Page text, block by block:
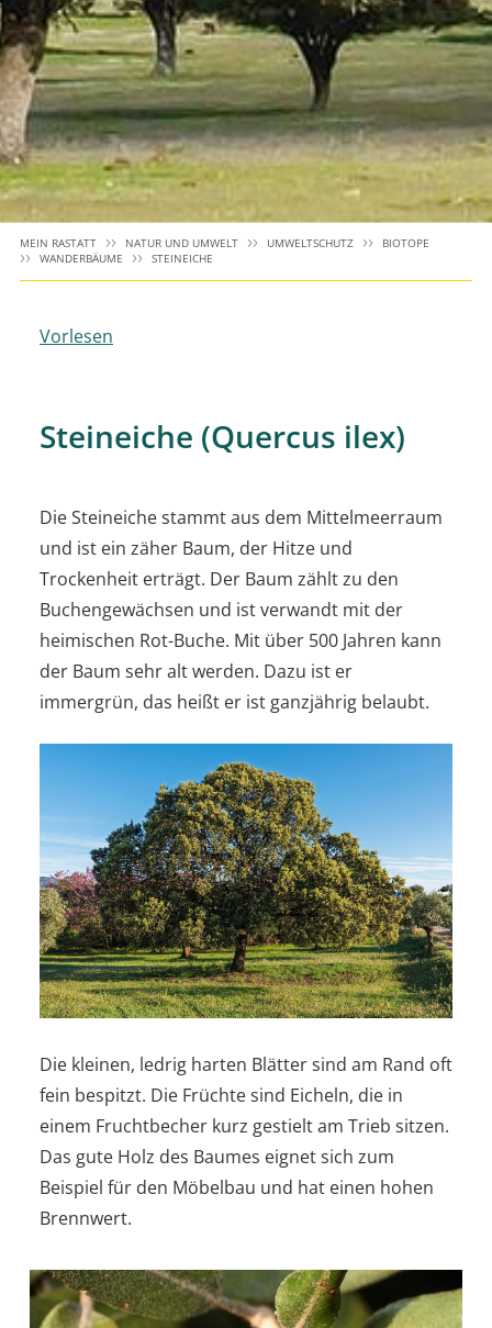
MEIN RASTATT NATUR UND UMWELT UMWELTSCHUTZ
BIOTOPE
WANDERBÄUME
STEINEICHE
Vorlesen
Steineiche (Quercus ilex)
Die Steineiche stammt aus dem Mittelmeerraum
und ist ein zäher Baum, der Hitze und
Trockenheit erträgt. Der Baum zählt zu den
Buchengewächsen und ist verwandt mit der
heimischen Rot-Buche. Mit über 500 Jahren kann
der Baum sehr alt werden. Dazu ist er
immergrün, das heißt er ist ganzjährig belaubt.
Die kleinen, ledrig harten Blätter sind am Rand oft
fein bespitzt. Die Früchte sind Eicheln, die in
einem Fruchtbecher kurz gestielt am Trieb sitzen.
Das gute Holz des Baumes eignet sich zum
Beispiel für den Möbelbau und hat einen hohen
Brennwert.